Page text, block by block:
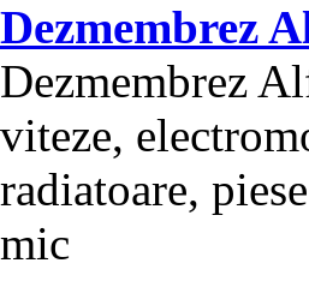
Dezmembrez
Dezmembrez
viteze,
radiatoare,
mic